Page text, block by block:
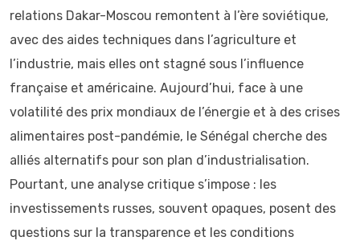
relations Dakar-Moscou remontent à l’ère soviétique,
avec des aides techniques dans l’agriculture et
l’industrie, mais elles ont stagné sous l’influence
française et américaine. Aujourd’hui, face à une
volatilité des prix mondiaux de l’énergie et à des crises
alimentaires post-pandémie, le Sénégal cherche des
alliés alternatifs pour son plan d’industrialisation.
Pourtant, une analyse critique s’impose : les
investissements russes, souvent opaques, posent des
questions sur la transparence et les conditions